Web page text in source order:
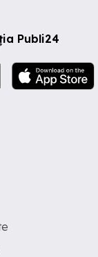
Publi24